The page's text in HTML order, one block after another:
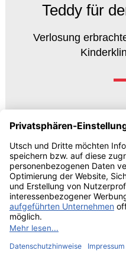
Teddy für
Verlosung
©
AGB und
Act
Impressum
Cookie-Einstellungen